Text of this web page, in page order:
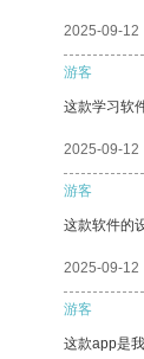
2025-09-12
游客
这款学习软
2025-09-12
游客
这款软件的
2025-09-12
游客
这款app是